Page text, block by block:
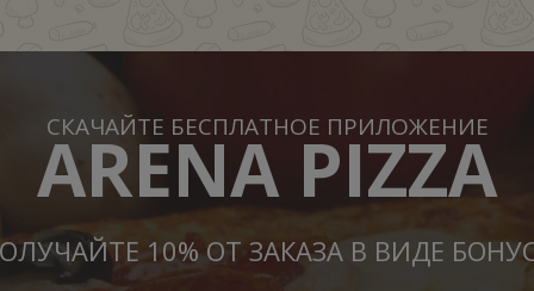
СКАЧАЙТЕ БЕСПЛАТНОЕ ПРИЛОЖЕНИЕ
ARENA PIZZA
10% ОТ ЗАКАЗА В ВИДЕ